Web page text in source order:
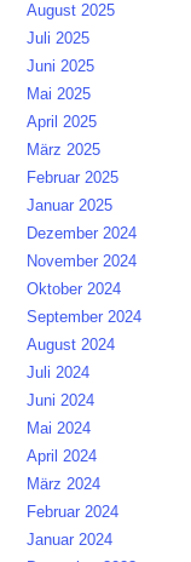
August 2025
Juli 2025
Juni 2025
Mai 2025
April 2025
März 2025
Februar 2025
Januar 2025
Dezember 2024
November 2024
Oktober 2024
September 2024
August 2024
Juli 2024
Juni 2024
Mai 2024
April 2024
März 2024
Februar 2024
Januar 2024